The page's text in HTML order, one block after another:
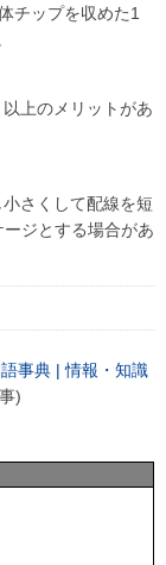
チップを収めた1
上のメリットがあ
さくして配線を短
ジとする場合があ
事典 | 情報・知識
)